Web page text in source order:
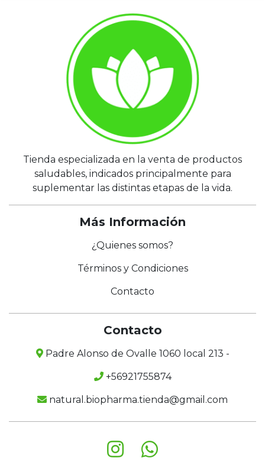
Tienda especializada en la venta de productos
saludables, indicados principalmente para
suplementar las distintas etapas de la vida.
Más Información
¿Quienes somos?
Términos y Condiciones
Contacto
Contacto
Padre Alonso de Ovalle 1060 local 213 -
+56921755874
natural.biopharma.tienda@gmail.com